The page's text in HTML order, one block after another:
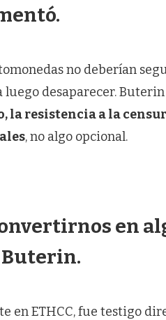
no deberían
luego desaparecer.
la resistencia a la
, no algo opcional.
en
Buterin.
en ETHCC, fue testigo